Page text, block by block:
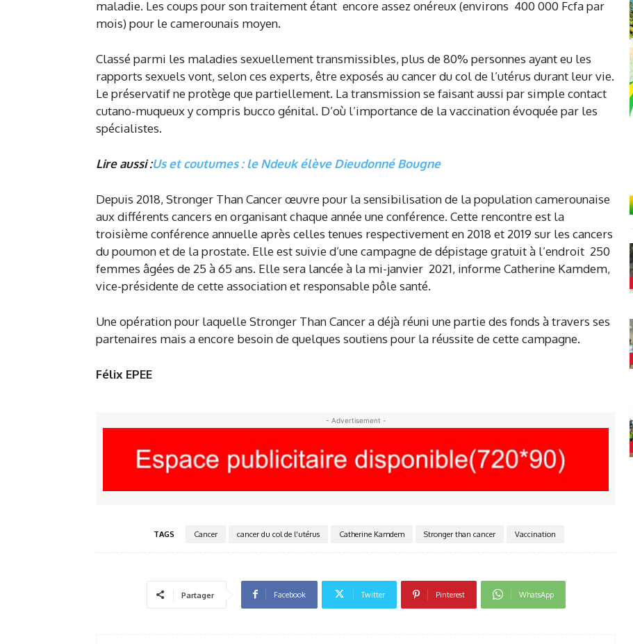
maladie. Les coups pour son traitement étant encore assez onéreux (environs 400 000 Fcfa par
mois) pour le camerounais moyen.
Classé parmi les maladies sexuellement transmissibles, plus de 80% personnes ayant eu les
rapports sexuels vont, selon ces experts, être exposés au cancer du col de l’utérus durant leur vie.
Le préservatif ne protège que partiellement. La transmission se faisant aussi par simple contact
cutano-muqueux y compris bucco génital. D’où l’importance de la vaccination évoquée par les
spécialistes.
Lire aussi :Us et coutumes : le Ndeuk élève Dieudonné Bougne
Depuis 2018, Stronger Than Cancer œuvre pour la sensibilisation de la population camerounaise
aux différents cancers en organisant chaque année une conférence. Cette rencontre est la
troisième conférence annuelle après celles tenues respectivement en 2018 et 2019 sur les cancers
du poumon et de la prostate. Elle est suivie d’une campagne de dépistage gratuit à l’endroit 250
femmes âgées de 25 à 65 ans. Elle sera lancée à la mi-janvier 2021, informe Catherine Kamdem,
vice-présidente de cette association et responsable pôle santé.
Une opération pour laquelle Stronger Than Cancer a déjà réuni une partie des fonds à travers ses
partenaires mais a encore besoin de quelques soutiens pour la réussite de cette campagne.
Félix EPEE
- Advertisement -
TAGS Cancer cancer du col de l'utérus Catherine Kamdem Stronger than cancer Vaccination
Partager Facebook Twitter Pinterest WhatsApp